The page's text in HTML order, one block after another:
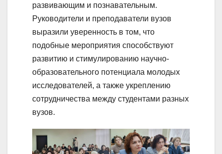
развивающим и познавательным.
Руководители и преподаватели вузов
выразили уверенность в том, что
подобные мероприятия способствуют
развитию и стимулированию научно-
образовательного потенциала молодых
исследователей, а также укреплению
сотрудничества между студентами разных
вузов.